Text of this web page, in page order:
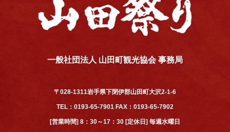
一般社団法人 山田町観光協会 事務局
〒028-1311岩手県下閉伊郡山田町大沢2-1-6
TEL：0193-65-7901 FAX：0193-65-7902
[営業時間] 8：30～17：30 [定休日] 毎週水曜日